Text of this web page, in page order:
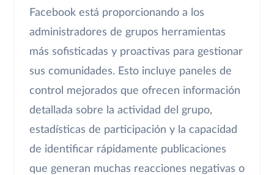
Facebook está proporcionando a los
administradores de grupos herramientas
más sofisticadas y proactivas para gestionar
sus comunidades. Esto incluye paneles de
control mejorados que ofrecen información
detallada sobre la actividad del grupo,
estadísticas de participación y la capacidad
de identificar rápidamente publicaciones
que generan muchas reacciones negativas o